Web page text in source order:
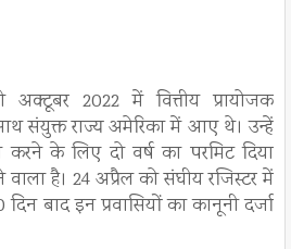
2022 में वित्तीय प्रायोजक
संयुक्त राज्य अमेरिका में आए थे। उन्हें
के लिए दो वर्ष का परमिट दिया
वाला है। 24 अप्रैल को संघीय रजिस्टर में
बाद इन प्रवासियों का कानूनी दर्जा